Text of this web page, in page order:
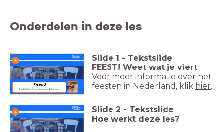
Onderdelen in deze les
Feest!
Proef het Suikerfeest met een amandelbonbon.
Slide 1 - Tekstslide
FEEST! Weet wat je viert
Voor meer informatie over het
feesten in Nederland, klik hier.
Slide 2 - Tekstslide
Hoe werkt deze les?